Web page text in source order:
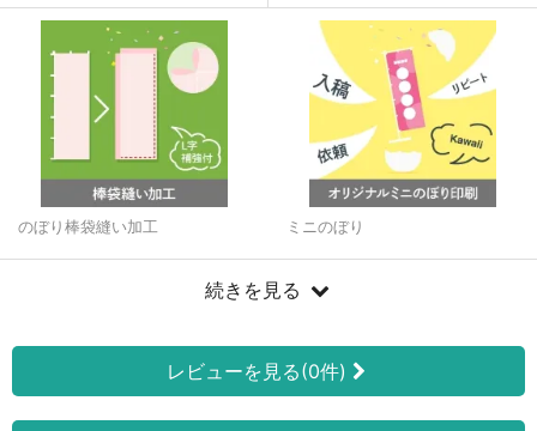
のぼり棒袋縫い加工 ミニのぼり
続きを見る
レビューを見る(0件)